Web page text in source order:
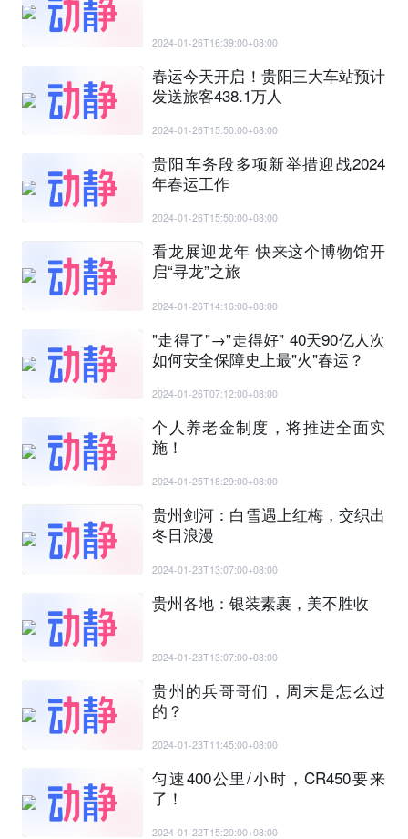
2024-01-26T16:39:00+08:00
春运今天开启！贵阳三大车站预计
发送旅客438.1万人
2024-01-26T15:50:00+08:00
贵阳车务段多项新举措迎战2024
年春运工作
2024-01-26T15:50:00+08:00
看龙展迎龙年 快来这个博物馆开
启“寻龙”之旅
2024-01-26T14:16:00+08:00
"走得了"→"走得好" 40天90亿人次
如何安全保障史上最"火"春运？
2024-01-26T07:12:00+08:00
个人养老金制度，将推进全面实
施！
2024-01-25T18:29:00+08:00
贵州剑河：白雪遇上红梅，交织出
冬日浪漫
2024-01-23T13:07:00+08:00
贵州各地：银装素裹，美不胜收
2024-01-23T13:07:00+08:00
贵州的兵哥哥们，周末是怎么过
的？
2024-01-23T11:45:00+08:00
匀速400公里/小时，CR450要来
了！
2024-01-22T15:20:00+08:00